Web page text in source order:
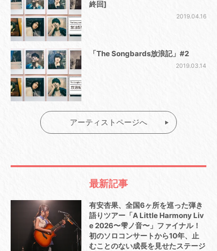
終回]
2019.04.16
「The Songbards放浪記」#2
2019.03.14
アーティストページへ
最新記事
有安杏果、全国6ヶ所を巡った弾き
語りツアー「A Little Harmony Liv
e 2026〜雫ノ音〜」ファイナル！
初のソロコンサートから10年、止
むことのない成長を見せたステージ